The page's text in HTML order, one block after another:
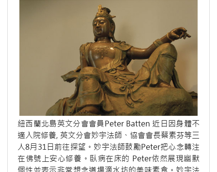
紐西蘭北島英文分會會員Peter Batten 近日因身體不
適入院修養, 英文分會妙宇法師、協會會長蔡素芬等三
人8月31日前往探望。妙宇法師鼓勵Peter把心念轉注
在佛號上安心修養。臥病在床的 Peter依然展現幽默